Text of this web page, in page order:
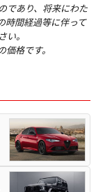
であり、将来にわた
時間経過等に伴って
。
格です。